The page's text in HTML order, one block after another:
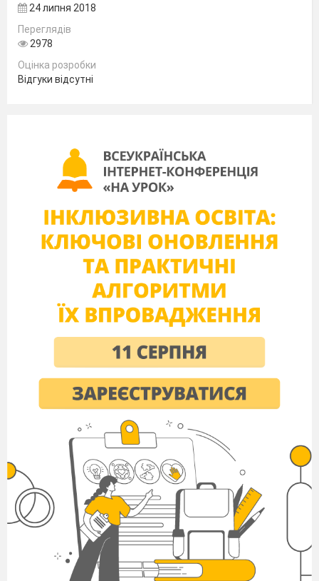
1.
-
Перевірка готовності до уроку
2.
Актуалізація опорних знань учнів.
3.
Що ви знаєте з історії розвитку ПК?
4.
Яким чином представляється
інформація в ПК?
5.
Назвіть одиниці вимірювання
інформації в ПК.
6.
Які типи інформації здатен обробляти
ПК?
Які ви знаєте групи пристроїв ПК?
Мотивація навчальної діяльності
учнів.
-
Оголошення теми та мети уроку
Визначення значення теми уроку в
професійній діяльності
Формулювання теми та мети уроку.
План:
1.
Склад і будова ПК.
Характеристики основних складових
Склад і будова ПК.
Обчислювальна система – це сукупність
24 липня 2018
Переглядів
2978
Оцінка розробки
Відгуки відсутні